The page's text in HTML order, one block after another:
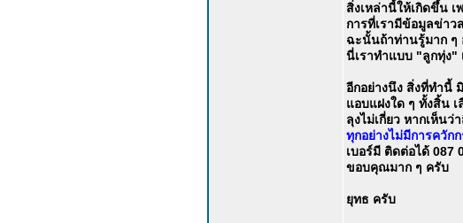
สิ่งเหล่านี้ให้เกิดขึ้น เ
การที่เรามีข้อมูลข่าว
ฉะนั้นถ้าท่านรู้มาก ๆ
นี่เราทำแบบ "ลูกทุ่ง"
อีกอย่างนึง สิ่งที่ทำนี้
แอบแฝงใด ๆ ทั้งสิ้น
ลุงไม่เกี่ยว หากเห็นว่
ทุกอย่างไม่มีการควัก
เบอร์มี ติดต่อได้ 087
ขอบคุณมาก ๆ ครับ
ยุทธ ครับ